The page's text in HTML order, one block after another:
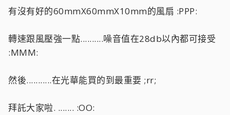
有沒有好的60mmX60mmX10mm的風扇 :PPP:
轉速跟風壓強一點..........噪音值在28db以內都可接受
:MMM:
然後...........在光華能買的到最重要 ;rr;
拜託大家啦. ....... :OO: